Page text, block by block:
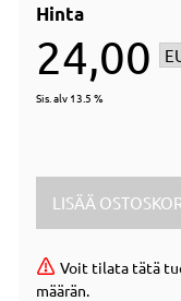
Hinta
24,00
Sis. alv 13.5 %
Voit tilata tätä
määrän.